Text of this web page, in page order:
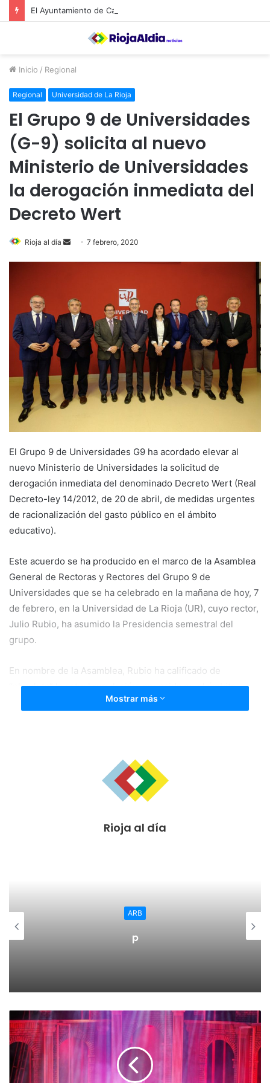
Inicio / Regional
Regional Universidad de La Rioja
El Grupo 9 de Universidades
(G-9) solicita al nuevo
Ministerio de Universidades
la derogación inmediata del
Decreto Wert
Rioja al día
a
n
e
m
7 febrero, 2020
El Grupo 9 de Universidades G9 ha acordado elevar al
nuevo Ministerio de Universidades la solicitud de
derogación inmediata del denominado Decreto Wert (Real
Decreto-ley 14/2012, de 20 de abril, de medidas urgentes
de racionalización del gasto público en el ámbito
educativo).
Este acuerdo se ha producido en el marco de la Asamblea
General de Rectoras y Rectores del Grupo 9 de
Universidades que se ha celebrado en la mañana de hoy, 7
de febrero, en la Universidad de La Rioja (UR), cuyo rector,
Julio Rubio, ha asumido la Presidencia semestral del
grupo.
En nombre de la Asamblea, Rubio ha calificado de
“obsoleta” la actual regulación, conocida en el ámbito
universitario como Decreto Wert, porque a juicio del Grupo
que el decreto está superado y constata que hay un
acuerdo general en el ámbito de la Conferencia de
Rectores de la Universidades Españolas (CRUE) respecto a
docente e investigador de las universidades españolas.
forma flexible y sin penalizar la docencia.
Por su parte, la rectora de la Universidad del País Vasco,
en el ámbito de las tres misiones de la universidad –
docencia, investigación y transferencia-, con especial
atención a las personas, y considerando que la
financiación es la palanca imprescindible para abordar
estos desafíos. Todo ello debería reflejarse en una
Mostrar más
Rioja al día
ARB
p